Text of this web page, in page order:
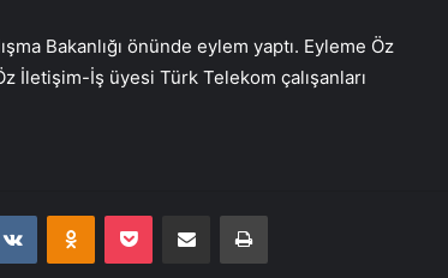
Bakanlığı önünde eylem yaptı. Eyleme Öz
İletişim-İş üyesi Türk Telekom çalışanları
VKontakteOdnoklassniki
Pocket E-Posta ile paylaş Yazdır